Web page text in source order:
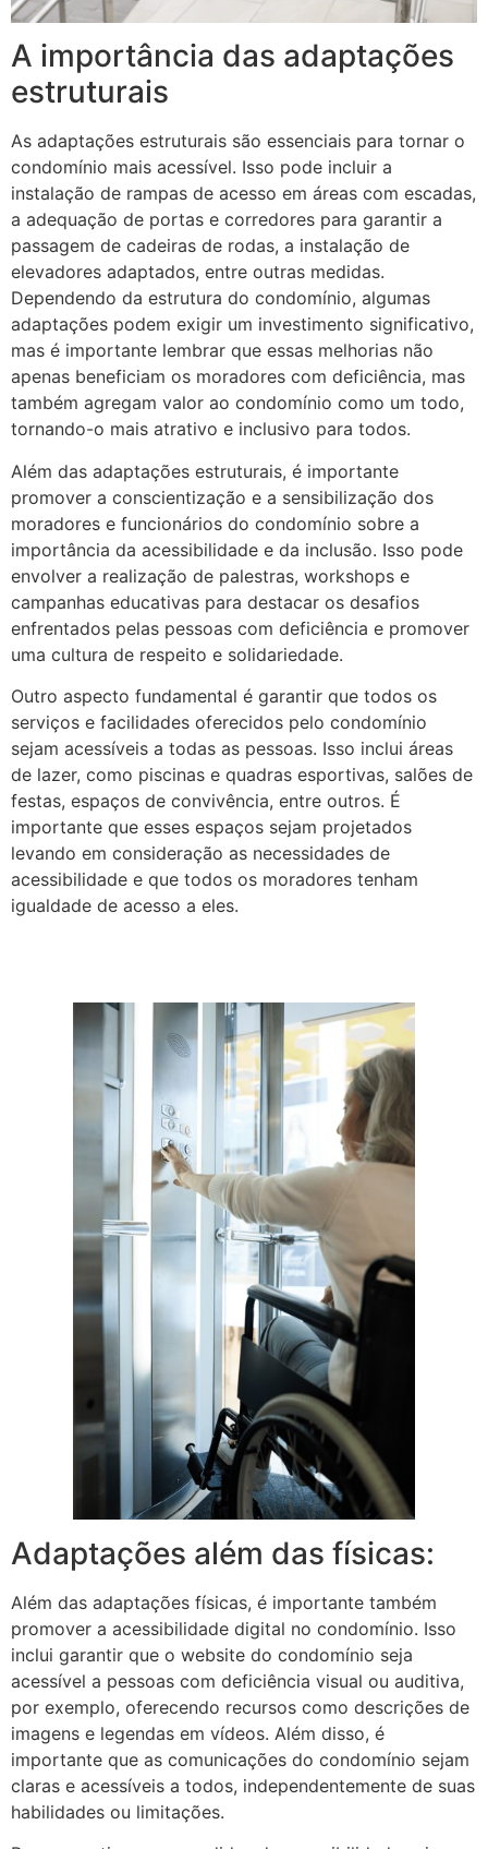
A importância das adaptações
estruturais
As adaptações estruturais são essenciais para tornar o
condomínio mais acessível. Isso pode incluir a
instalação de rampas de acesso em áreas com escadas,
a adequação de portas e corredores para garantir a
passagem de cadeiras de rodas, a instalação de
elevadores adaptados, entre outras medidas.
Dependendo da estrutura do condomínio, algumas
adaptações podem exigir um investimento significativo,
mas é importante lembrar que essas melhorias não
apenas beneficiam os moradores com deficiência, mas
também agregam valor ao condomínio como um todo,
tornando-o mais atrativo e inclusivo para todos.
Além das adaptações estruturais, é importante
promover a conscientização e a sensibilização dos
moradores e funcionários do condomínio sobre a
importância da acessibilidade e da inclusão. Isso pode
envolver a realização de palestras, workshops e
campanhas educativas para destacar os desafios
enfrentados pelas pessoas com deficiência e promover
uma cultura de respeito e solidariedade.
Outro aspecto fundamental é garantir que todos os
serviços e facilidades oferecidos pelo condomínio
sejam acessíveis a todas as pessoas. Isso inclui áreas
de lazer, como piscinas e quadras esportivas, salões de
festas, espaços de convivência, entre outros. É
importante que esses espaços sejam projetados
levando em consideração as necessidades de
acessibilidade e que todos os moradores tenham
igualdade de acesso a eles.
Adaptações além das físicas:
Além das adaptações físicas, é importante também
promover a acessibilidade digital no condomínio. Isso
inclui garantir que o website do condomínio seja
acessível a pessoas com deficiência visual ou auditiva,
por exemplo, oferecendo recursos como descrições de
imagens e legendas em vídeos. Além disso, é
importante que as comunicações do condomínio sejam
claras e acessíveis a todos, independentemente de suas
habilidades ou limitações.